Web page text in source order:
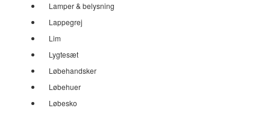
Lamper & belysning
Lappegrej
Lim
Lygtesæt
Løbehandsker
Løbehuer
Løbesko